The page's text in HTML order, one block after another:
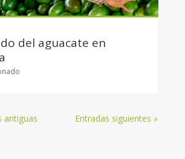
del aguacate en
antiguas Entradas siguientes »